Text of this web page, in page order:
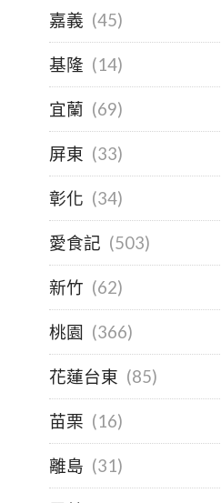
嘉義 (45)
基隆 (14)
宜蘭 (69)
屏東 (33)
彰化 (34)
愛食記 (503)
新竹 (62)
桃園 (366)
花蓮台東 (85)
苗栗 (16)
離島 (31)